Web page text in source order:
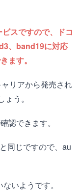
スですので、ドコ
、band19に対応
ます。
リアから発売され
う。
認できます。
同じですので、au
いようです。